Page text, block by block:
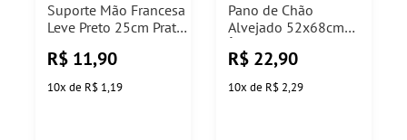
Suporte Mão Francesa
Leve Preto 25cm Prat-
R$ 11,90
10x de R$ 1,19
Pano de Chão
Alvejado 52x68cm
R$ 22,90
10x de R$ 2,29